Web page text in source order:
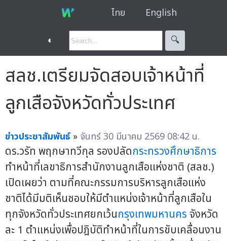
ไทย English
◐ 🔍︎
สลช.เตรียมจัดสอบเจ้าหน้าที่
ลูกเสือจังหวัดทั่วประเทศ
ข่าวประชาสัมพันธ์ » จันทร์ 30 มีนาคม 2569 08:42 น.
ดร.วรัท พฤกษาทวีกุล รองปลัดกระทรวงศึกษาธิการ
ทำหน้าที่เลขาธิการสำนักงานลูกเสือแห่งชาติ (สลช.)
เปิดเผยว่า ตามที่คณะกรรมการบริหารลูกเสือแห่ง
ชาติได้มีมติเห็นชอบให้มีตำแหน่งเจ้าหน้าที่ลูกเสือใน
ทุกจังหวัดทั่วประเทศยกเว้นกรุงเทพมหานครจังหวัด
ละ 1 ตำแหน่งเพื่อปฎิบัติทำหน้าที่ในการขับเคลื่อนงาน